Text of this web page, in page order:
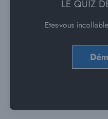
LE QUIZ
Etes-vous